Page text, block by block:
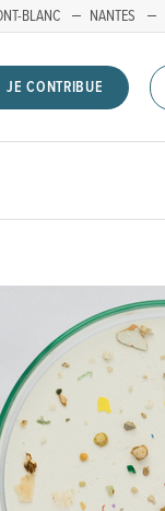
BLANC NANTES
JE CONTRIBUE